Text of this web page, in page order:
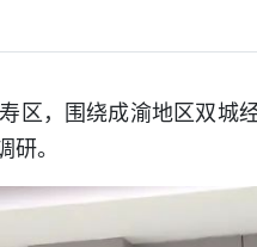
区，围绕成渝地区双城
。